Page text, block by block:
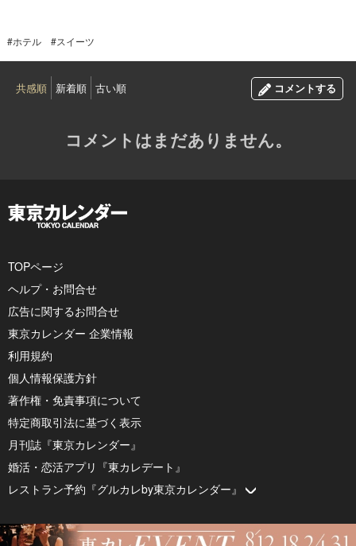
#ホテル #スイーツ
共感順 新着順 古い順 コメントする
コメントはまだありません。
TOPページ
ヘルプ・お問合せ
広告に関するお問合せ
東京カレンダー 企業情報
利用規約
個人情報保護方針
著作権・免責事項について
特定商取引法に基づく表示
月刊誌『東京カレンダー』
婚活・恋活アプリ『東カレデート』
レストラン予約『グルカレby東京カレンダー』